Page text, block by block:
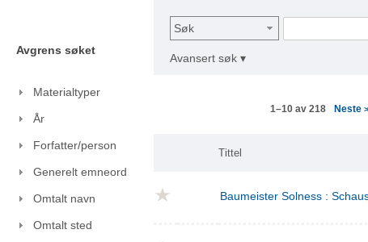
Avgrens søket
Materialtyper
År
Forfatter/person
Generelt emneord
Omtalt navn
Omtalt sted
Søk
Avansert søk ▾
1–10 av 218 Neste
Tittel
Baumeister Solness :